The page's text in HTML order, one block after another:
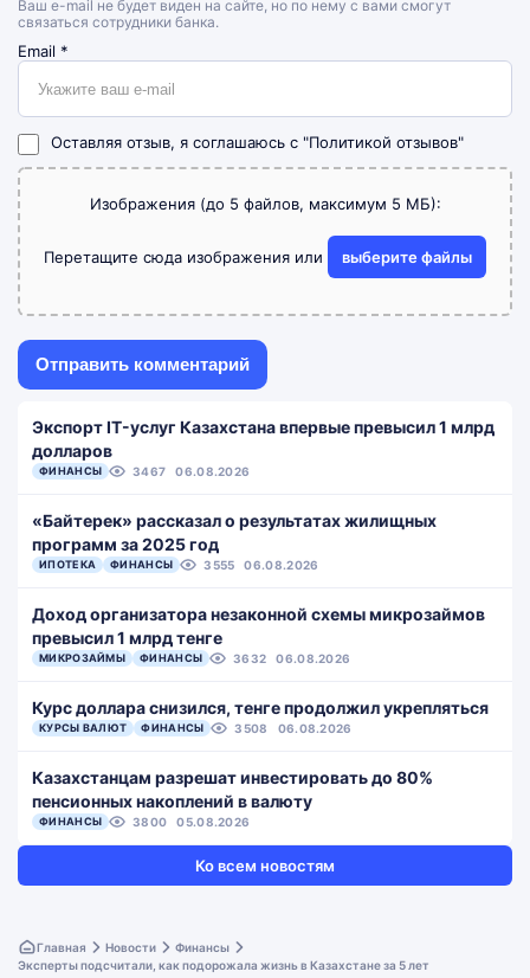
Ваш e-mail не будет виден на сайте, но по нему с вами смогут
связаться сотрудники банка.
Email *
Оставляя отзыв, я соглашаюсь с "Политикой отзывов"
Изображения (до 5 файлов, максимум 5 МБ):
Перетащите сюда изображения или выберите файлы
Экспорт IT-услуг Казахстана впервые превысил 1 млрд
долларов
ФИНАНСЫ 3467 06.08.2026
«Байтерек» рассказал о результатах жилищных
программ за 2025 год
ИПОТЕКА ФИНАНСЫ 3555 06.08.2026
Доход организатора незаконной схемы микрозаймов
превысил 1 млрд тенге
МИКРОЗАЙМЫ ФИНАНСЫ 3632 06.08.2026
Курс доллара снизился, тенге продолжил укрепляться
КУРСЫ ВАЛЮТ ФИНАНСЫ 3508 06.08.2026
Казахстанцам разрешат инвестировать до 80%
пенсионных накоплений в валюту
ФИНАНСЫ 3800 05.08.2026
Ко всем новостям
Главная Новости
Финансы
Эксперты подсчитали, как подорожала жизнь в Казахстане за 5 лет